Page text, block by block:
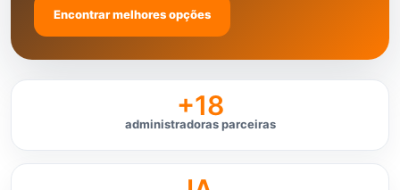
Encontrar melhores opções
+18
administradoras parceiras